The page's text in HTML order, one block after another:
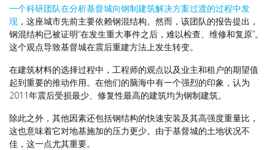
一个科研团队在分析基督城向钢制建筑解决方案过渡的过程中发
现 ，这座城市先前主要依赖钢混结构。然而，该团队的报告提出，
钢混结构已被证明“在发生重大事件之后，难以检查、维修和复原”。
这个观点导致基督城在震后重建方法上发生转变。
在建筑材料的选择过程中，工程师的观点以及业主和租户的期望值
起到重要的推动作用。在他们的脑海中有一个强烈的印象，认为
2011年震后受损最少、修复性最高的建筑均为钢制建筑。
除此之外，其他因素还包括钢结构的快速安装及其高强度重量比，
这也意味着它对地基施加的压力更少。由于基督城的土地状况不
佳，这一点尤其重要。